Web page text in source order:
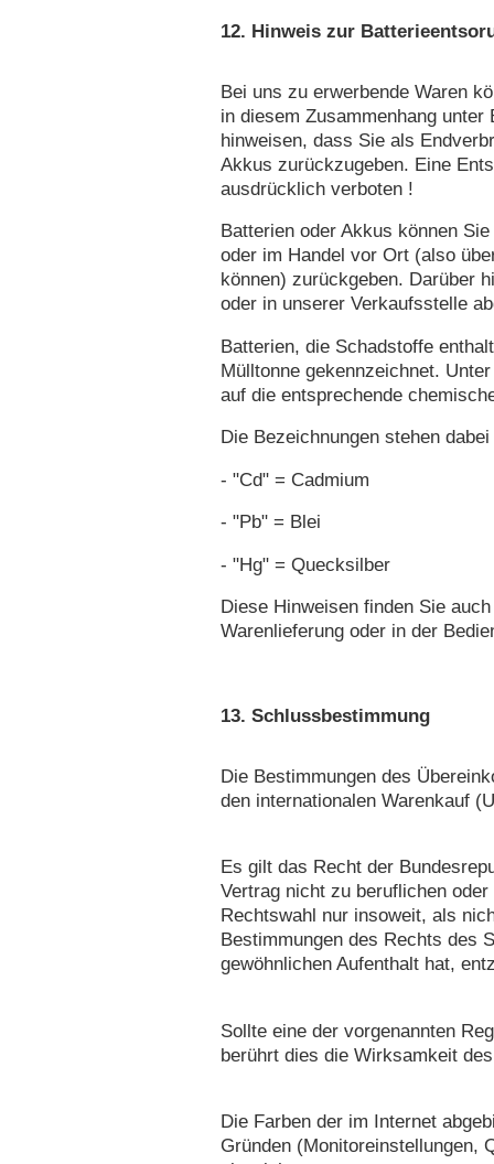
12. Hinweis zur
Bei uns zu erwerbende Waren
in diesem Zusammenhang
hinweisen, dass Sie als
Akkus zurückzugeben. Eine
ausdrücklich verboten !
Batterien oder Akkus können
oder im Handel vor Ort (also
können) zurückgeben. Darüber
oder in unserer Verkaufsstelle
Batterien, die Schadstoffe
Mülltonne gekennzeichnet.
auf die entsprechende
Die Bezeichnungen stehen
- "Cd" = Cadmium
- "Pb" = Blei
- "Hg" = Quecksilber
Diese Hinweisen finden Sie
Warenlieferung oder in der
13. Schlussbestimmung
Die Bestimmungen des
den internationalen Warenkauf
Es gilt das Recht der
Vertrag nicht zu beruflichen
Rechtswahl nur insoweit, als
Bestimmungen des Rechts des
gewöhnlichen Aufenthalt hat,
Sollte eine der vorgenannten
berührt dies die Wirksamkeit
Die Farben der im Internet
Gründen (Monitoreinstellungen,